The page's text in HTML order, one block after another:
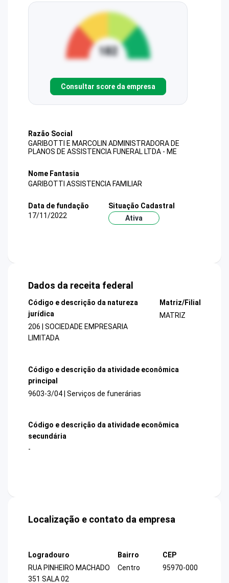
Consultar score da empresa
Razão Social
GARIBOTTI E MARCOLIN ADMINISTRADORA DE
PLANOS DE ASSISTENCIA FUNERAL LTDA - ME
Nome Fantasia
GARIBOTTI ASSISTENCIA FAMILIAR
Data de fundação
17/11/2022
Situação Cadastral
Ativa
Dados da receita federal
Código e descrição da natureza
jurídica
206 | SOCIEDADE EMPRESARIA
LIMITADA
Matriz/Filial
MATRIZ
Código e descrição da atividade econômica
principal
9603-3/04 | Serviços de funerárias
Código e descrição da atividade econômica
secundária
-
Localização e contato da empresa
Logradouro
RUA PINHEIRO MACHADO
351 SALA 02
Bairro
Centro
CEP
95970-000